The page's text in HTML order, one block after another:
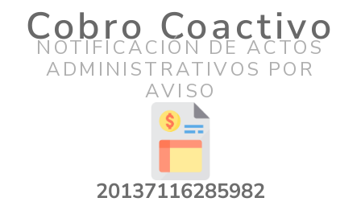
Cobro Coactivo
NOTIFICACIÓN DE ACTOS
ADMINISTRATIVOS POR
AVISO
20137116285982